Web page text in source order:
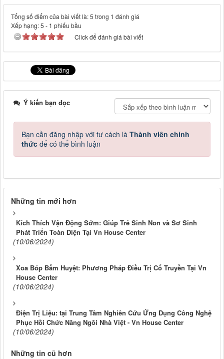
Tổng số điểm của bài viết là: 5 trong 1 đánh giá
Xếp hạng:5 - 1 phiếu bầu
Click để đánh giá bài viết
Ý kiến bạn đọc
Bạn cần đăng nhập với tư cách là Thành viên chính
thức để có thể bình luận
Những tin mới hơn
Kích Thích Vận Động Sớm: Giúp Trẻ Sinh Non và Sơ Sinh
Phát Triển Toàn Diện Tại Vn House Center
(10/06/2024)
Xoa Bóp Bấm Huyệt: Phương Pháp Điều Trị Cổ Truyền Tại Vn
House Center
(10/06/2024)
Điện Trị Liệu: tại Trung Tâm Nghiên Cứu Ứng Dụng Công Nghệ
Phục Hồi Chức Năng Ngôi Nhà Việt - Vn House Center
(10/06/2024)
Những tin cũ hơn